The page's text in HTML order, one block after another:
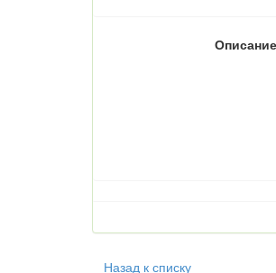
Назад к списку